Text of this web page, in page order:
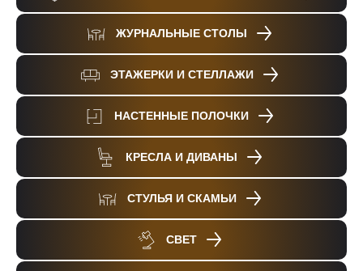
ЖУРНАЛЬНЫЕ СТОЛЫ
ЭТАЖЕРКИ И СТЕЛЛАЖИ
НАСТЕННЫЕ ПОЛОЧКИ
КРЕСЛА И ДИВАНЫ
СТУЛЬЯ И СКАМЬИ
СВЕТ